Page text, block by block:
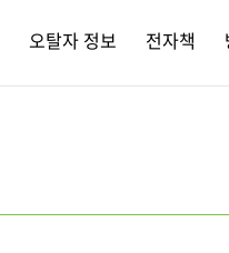
오탈자 정보 전자책